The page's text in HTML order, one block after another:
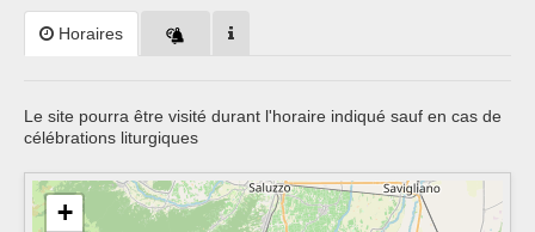
Horaires
Le site pourra être visité durant l'horaire indiqué sauf en cas de
célébrations liturgiques
+